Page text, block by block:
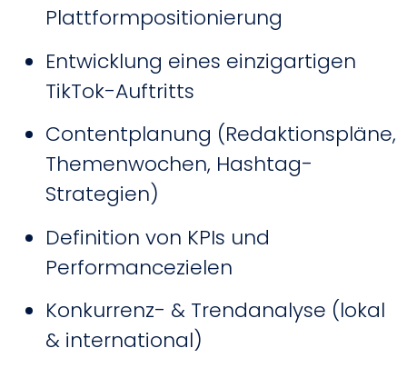
Plattformpositionierung
Entwicklung eines einzigartigen
TikTok-Auftritts
Contentplanung (Redaktionspläne,
Themenwochen, Hashtag-
Strategien)
Definition von KPIs und
Performancezielen
Konkurrenz- & Trendanalyse (lokal
& international)